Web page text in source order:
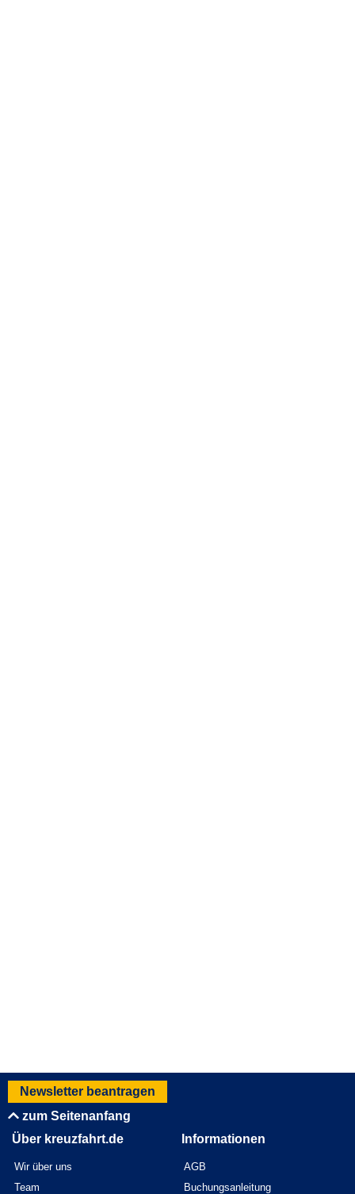
Newsletter beantragen
zum Seitenanfang
Über kreuzfahrt.de
Wir über uns
Team
Informationen
AGB
Buchungsanleitung